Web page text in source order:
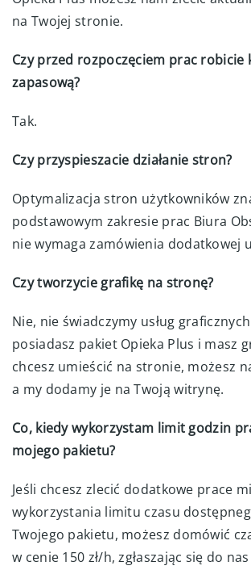
na Twojej stronie.
Czy przed rozpoczęciem prac robicie
zapasową?
Tak.
Czy przyspieszacie działanie stron?
Optymalizacja stron użytkowników
podstawowym zakresie prac Biura
nie wymaga zamówienia dodatkowej
Czy tworzycie grafikę na stronę?
Nie, nie świadczymy usług
posiadasz pakiet Opieka Plus i masz
chcesz umieścić na stronie, możesz
a my dodamy je na Twoją witrynę.
Co, kiedy wykorzystam limit godzin
mojego pakietu?
Jeśli chcesz zlecić dodatkowe prace
wykorzystania limitu czasu
Twojego pakietu, możesz domówić
w cenie 150 zł/h, zgłaszając się do